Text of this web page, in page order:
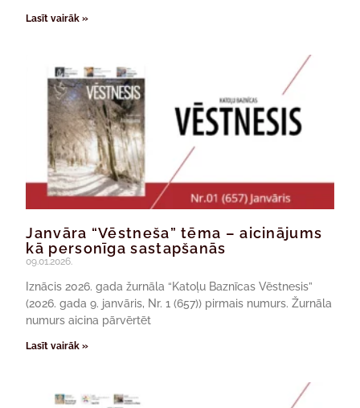
Lasīt vairāk »
Janvāra “Vēstneša” tēma – aicinājums
kā personīga sastapšanās
09.01.2026.
Iznācis 2026. gada žurnāla “Katoļu Baznīcas Vēstnesis”
(2026. gada 9. janvāris, Nr. 1 (657)) pirmais numurs. Žurnāla
numurs aicina pārvērtēt
Lasīt vairāk »